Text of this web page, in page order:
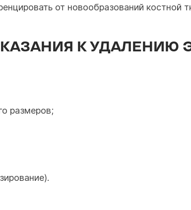
от новообразований костной
К УДАЛЕНИЮ
размеров;